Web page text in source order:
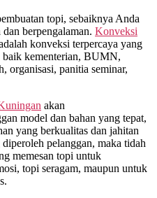
Karet
Kuningan
WA
0812
8969
topi, sebaiknya Anda
berpengalaman. Konveksi
konveksi terpercaya yang
baik kementerian, BUMN,
organisasi, panitia seminar,
akan
model dan bahan yang tepat,
yang berkualitas dan jahitan
pelanggan, maka tidah
memesan topi untuk
topi seragam, maupun untuk